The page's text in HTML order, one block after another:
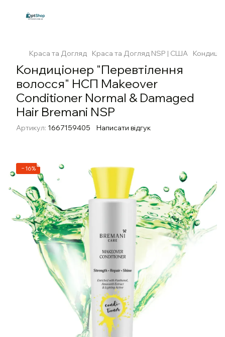
Краса та Догляд Краса та Догляд NSP | США
Кондиціонер "Перевтілення
волосся" НСП Makeover
Conditioner Normal & Damaged
Hair Bremani NSP
Артикул: 1667159405 Написати відгук
−16%